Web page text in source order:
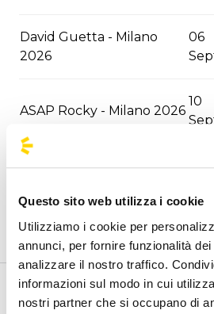
Questo sito web utilizza i cookie
Utilizziamo i cookie per
annunci, per fornire funzionalità
analizzare il nostro traffico.
informazioni sul modo in cui
nostri partner che si occupano di
David Guetta - Milano
2026
06
ASAP Rocky - Milano 2026
10
12
Marra/Gue - Santeria 2026
12
Benvenuto nella pagina delle